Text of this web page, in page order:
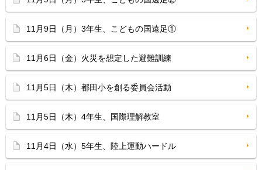
11月9日（月）3年生、こどもの国遠足①
11月6日（金）火災を想定した避難訓練
11月5日（木）都田小を創る委員会活動
11月5日（木）4年生、国際理解教室
11月4日（水）5年生、陸上運動ハードル